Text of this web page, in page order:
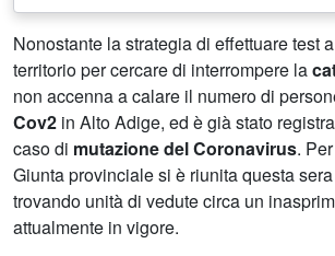
Nonostante la strategia di effettuare test
territorio per cercare di interrompere la
non accenna a calare il numero di
Cov2 in Alto Adige, ed è già stato
caso di mutazione delCoronavirus.
Giunta provinciale si è riunita questa
trovando unità di vedute circa un
attualmente in vigore.